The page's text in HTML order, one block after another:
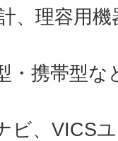
、理容用
・携帯型な
ビ、VICS